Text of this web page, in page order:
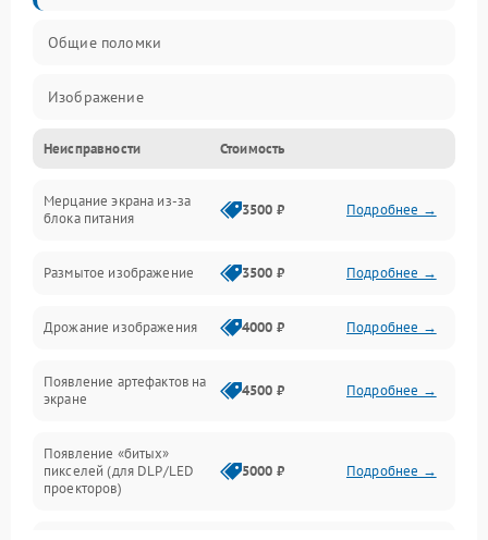
Общие поломки
Изображение
Лампа подсветки
Неисправность управления и интерфейсов
Неисправности Стоимость
Мерцание экрана из-за
блока питания
3500 ₽ Подробнее →
Размытое изображение 3500 ₽ Подробнее →
Дрожание изображения 4000 ₽ Подробнее →
Появление артефактов на
экране
4500 ₽ Подробнее →
Появление «битых»
пикселей (для DLP/LED
проекторов)
5000 ₽ Подробнее →